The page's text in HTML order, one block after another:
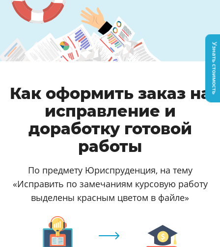
Как оформить заказ на
исправление и
доработку готовой
работы
По предмету Юриспруденция, на тему
«Исправить по замечаниям курсовую работу
выделены красным цветом в файле»
Узнать стоимость